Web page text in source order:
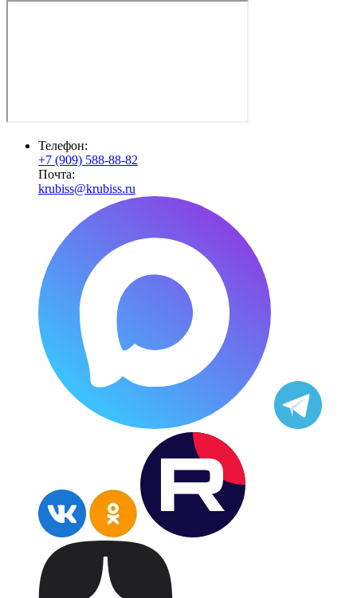
Телефон:
+7 (909) 588-88-82
Почта:
krubiss@krubiss.ru